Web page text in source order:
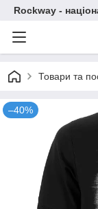
Rockway -
Товари та
–40%